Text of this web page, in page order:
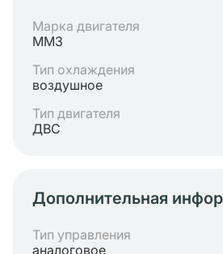
Марка двигателя
ММЗ
Тип охлаждения
воздушное
Тип двигателя
ДВС
Дополнительная
Тип управления
аналоговое